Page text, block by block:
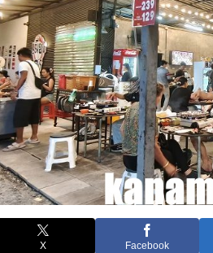
X Facebook